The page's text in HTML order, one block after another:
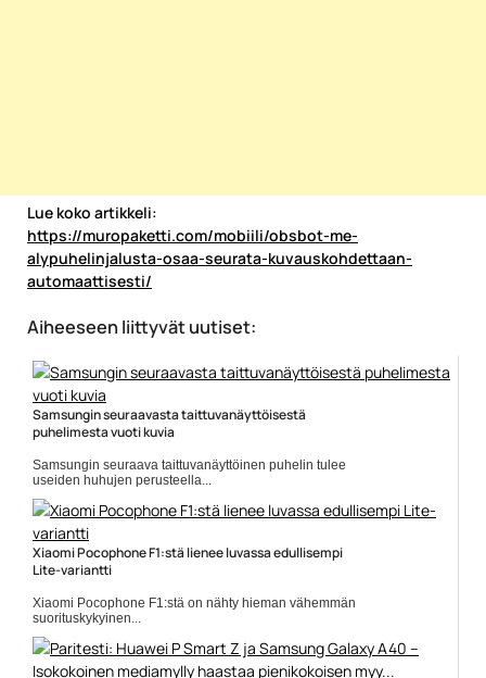
Lue koko artikkeli:
https://muropaketti.com/mobiili/obsbot-me-
alypuhelinjalusta-osaa-seurata-kuvauskohdettaan-
automaattisesti/
Aiheeseen liittyvät uutiset:
Samsungin seuraavasta taittuvanäyttöisestä
puhelimesta vuoti kuvia
Samsungin seuraava taittuvanäyttöinen puhelin tulee
useiden huhujen perusteella...
Mobiili
Xiaomi Pocophone F1:stä lienee luvassa edullisempi
Lite-variantti
Xiaomi Pocophone F1:stä on nähty hieman vähemmän
suorituskykyinen...
Mobiili